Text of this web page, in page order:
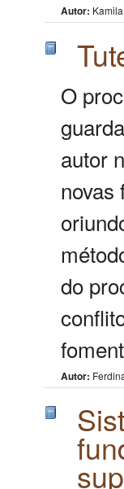
Autor:
O
autor
novas
do
Autor: